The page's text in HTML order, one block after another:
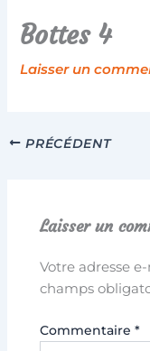
Bottes 4
Laisser un
PRÉCÉDENT
Laisser un
Votre adresse
champs
Commentaire*